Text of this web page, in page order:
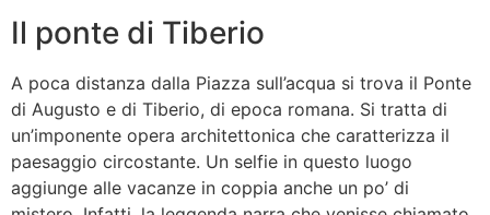
Il ponte di Tiberio
A poca distanza dalla Piazza sull’acqua si trova il Ponte
di Augusto e di Tiberio, di epoca romana. Si tratta di
un’imponente opera architettonica che caratterizza il
paesaggio circostante. Un selfie in questo luogo
aggiunge alle vacanze in coppia anche un po’ di